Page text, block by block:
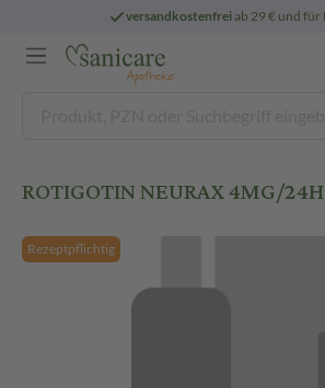
versandkostenfreiab 29 € und für
ROTIGOTIN NEURAX 4MG/24H
Rezeptpflichtig